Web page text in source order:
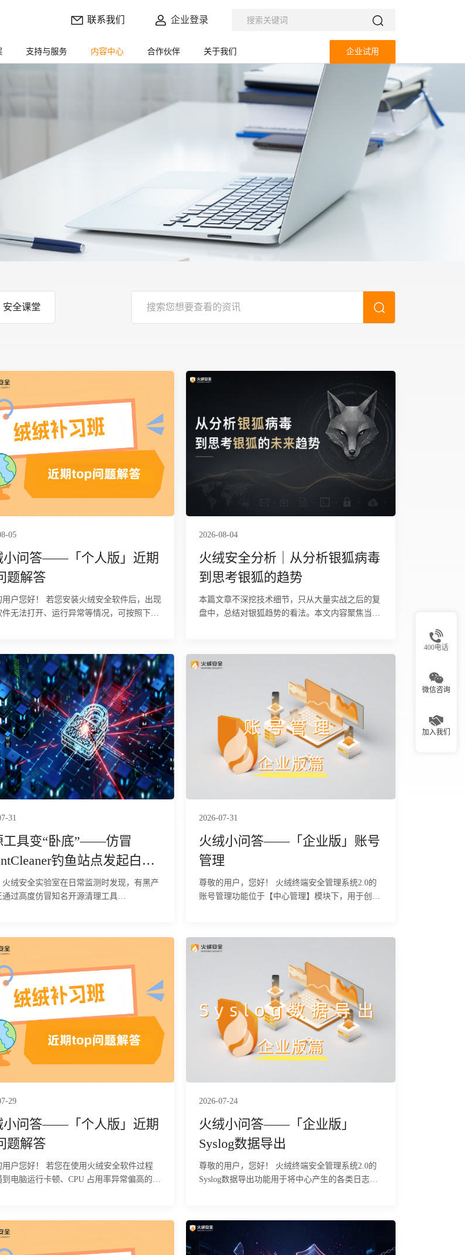
联系我们 企业登录
支持与服务 内容中心 合作伙伴 关于我们 企业试用
400电话
微信咨询
加入我们
安全课堂
05
小问答——「个人版」近期
题解答
您安装火绒安全软件后，出现
无法打开、运行异常等情况，可按照下述
2026-08-04
火绒安全分析｜从分析银狐病毒
到思考银狐的趋势
本篇文章不深挖技术细节，只从大量实战之后的复
盘中，总结对银狐趋势的看法。本文内容聚焦当
手搓，杜绝AI口水话。
31
工具变“卧底”——仿冒
钓鱼站点发起白加
密攻击
火绒安全实验室在日常监测时发现，有黑产
通过高度仿冒知名开源清理工具
经研判，该攻击依托正规软件的口碑进行伪
性极强。攻击者利用.NET Framework自带
具ServiceModelReg.exe作为劫持目标进程，
镂空技术注入恶意载荷，在用户设备中隐
远程控制、浏览器数据窃取等恶意行为。本
所用C2地址隶属于Remus恶意软件家族，是
用的窃密控端通道。目前，火绒安全产品已
对该行为的拦截与查杀。
2026-07-31
火绒小问答——「企业版」账号
管理
尊敬的用户，您好！ 火绒终端安全管理系统2.0的
账号管理功能位于【中心管理】模块下，用于创
功能的具体使用方法及相关注意事项。
29
小问答——「个人版」近期
题解答
若您在使用火绒安全软件过程
到电脑运行卡顿、CPU 占用率异常偏高的问
2026-07-24
火绒小问答——「企业版」
Syslog数据导出
尊敬的用户，您好！ 火绒终端安全管理系统2.0的
Syslog数据导出功能用于将中心产生的各类日志通
详细介绍该功能的具体使用方法及相关注意事项：